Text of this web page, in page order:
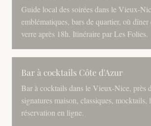
Guide local des soirées dans le Vieux-
emblématiques, bars de quartier, où
verre après 18h. Itinéraire par Les Folies.
Bar à cocktails Côte d'Azur
Bar à cocktails dans le Vieux-Nice, près
signatures maison, classiques, mocktails,
réservation en ligne.